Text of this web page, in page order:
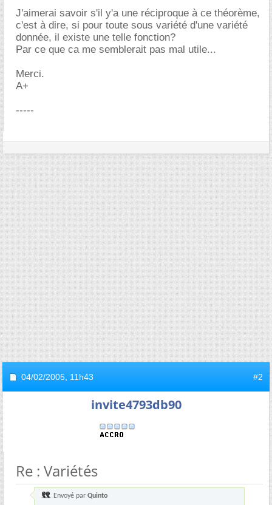
J'aimerai savoir s'il y'a une réciproque à ce théorème,
c'est à dire, si pour toute sous variété d'une variété
donnée, il existe une telle fonction?
Par ce que ca me semblerait pas mal utile...
Merci.
A+
-----
04/02/2005, 11h43 #2
invite4793db90
Re : Variétés
Envoyé par Quinto